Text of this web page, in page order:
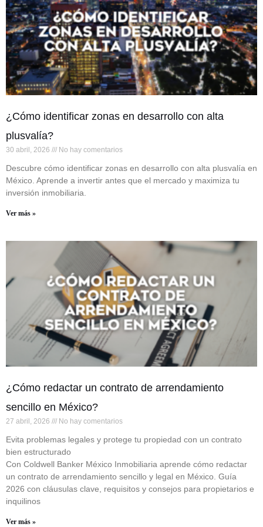
¿Cómo identificar zonas en desarrollo con alta
plusvalía?
30 abril, 2026 No hay comentarios
Descubre cómo identificar zonas en desarrollo con alta plusvalía en
México. Aprende a invertir antes que el mercado y maximiza tu
inversión inmobiliaria.
Ver más »
¿Cómo redactar un contrato de arrendamiento
sencillo en México?
27 abril, 2026 No hay comentarios
Evita problemas legales y protege tu propiedad con un contrato
bien estructurado
Con Coldwell Banker México Inmobiliaria aprende cómo redactar
un contrato de arrendamiento sencillo y legal en México. Guía
2026 con cláusulas clave, requisitos y consejos para propietarios e
inquilinos
Ver más »